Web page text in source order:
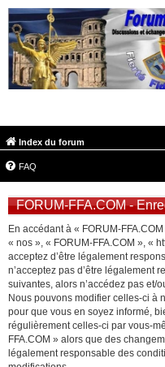
Index du forum
FAQ
FORUM-FFA.COM -
En accédant à « FORUM-
« nos », « FORUM-FFA.COM », «
acceptez d’être légalement
n’acceptez pas d’être légalement
suivantes, alors n’accédez pas et/
Nous pouvons modifier celles-ci à
pour que vous en soyez informé,
régulièrement celles-ci par vous-
FFA.COM » alors que des
légalement responsable des